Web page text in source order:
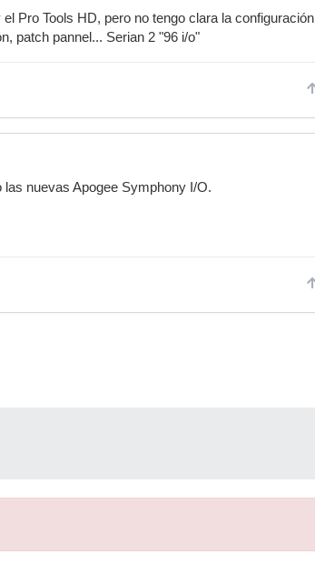
Pro Tools HD, pero no tengo clara la configuración
patch pannel... Serian 2 "96 i/o"
nuevas Apogee Symphony I/O.